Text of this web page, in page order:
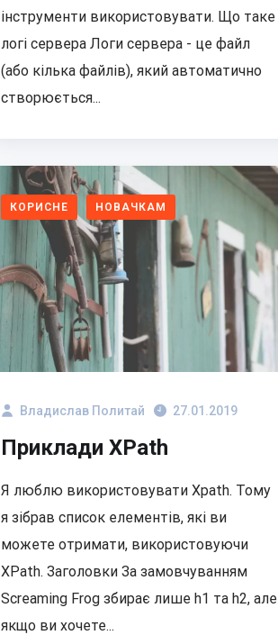
інструменти використовувати. Що таке
логі сервера Логи сервера - це файл
(або кілька файлів), який автоматично
створюється...
КОРИСНЕ НОВАЧКАМ
Владислав Политай 27.01.2019
Приклади XPath
Я люблю використовувати Xpath. Тому
я зібрав список елементів, які ви
можете отримати, використовуючи
XPath. Заголовки За замовчуванням
Screaming Frog збирає лише h1 та h2, але
якщо ви хочете...